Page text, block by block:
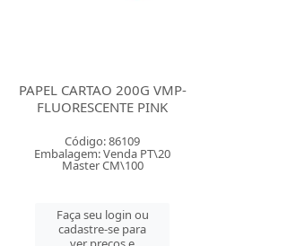
PAPEL CARTAO 200G VMP-
FLUORESCENTE PINK
Código: 86109
Embalagem: Venda PT\20
Master CM\100
Faça seu login ou
cadastre-se para